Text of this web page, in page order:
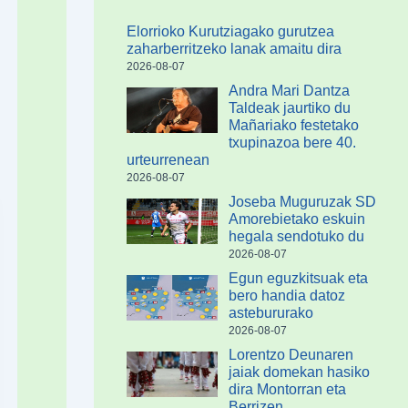
Elorrioko Kurutziagako gurutzea
zaharberritzeko lanak amaitu dira
2026-08-07
Andra Mari Dantza
Taldeak jaurtiko du
Mañariako festetako
txupinazoa bere 40.
urteurrenean
2026-08-07
Joseba Muguruzak SD
Amorebietako eskuin
hegala sendotuko du
2026-08-07
Egun eguzkitsuak eta
bero handia datoz
astebururako
2026-08-07
Lorentzo Deunaren
jaiak domekan hasiko
dira Montorran eta